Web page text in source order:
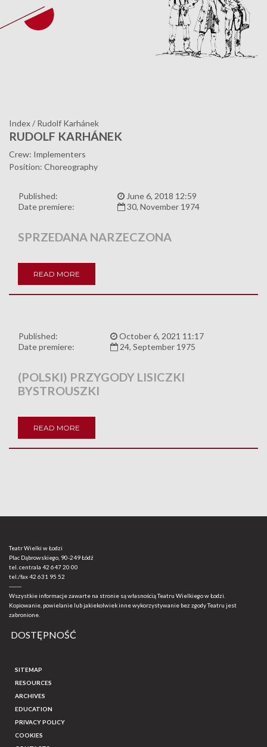
Index/ Rudolf Karhánek
RUDOLF KARHÁNEK
Crew: Implementers
Position: Choreography
Published:
June 6, 2018 12:59
Date premiere:
30, November 1974
SPRZEDANA NARZECZONA
READ MORE
Published:
October 6, 2021 11:17
Date premiere:
24, September 1975
(POLSKI) PRZYGODY LISICZKI
BYSTROUSZKI
READ MORE
Teatr Wielki w Łodzi
Plac Dąbrowskiego, 90-249 Łódź
tel. centrala 42 647 20 00
tel./fax42 631 95 52
-------
Wszystkie informacje zawarte na stronie są własnością Teatru Wielkiego w Łodzi.
Kopiowanie, powielanie lub jakiekolwiek inne wykorzystywanie bez zgody Teatru jest
zabronione.
DOSTĘPNOŚĆ
SITEMAP
RESOURCES
ARCHIVES
EDUCATION
PRIVACY POLICY
COOKIES